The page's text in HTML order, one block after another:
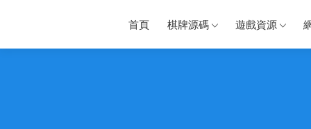
首頁 棋牌源碼 遊戲資源